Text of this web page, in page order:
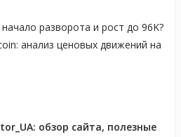
разворота и рост до 96K?
анализ ценовых движений на
обзор сайта, полезные